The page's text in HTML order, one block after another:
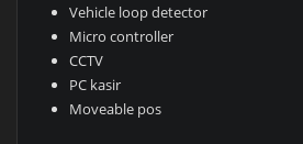
Vehicle loop detector
Micro controller
CCTV
PC kasir
Moveable pos